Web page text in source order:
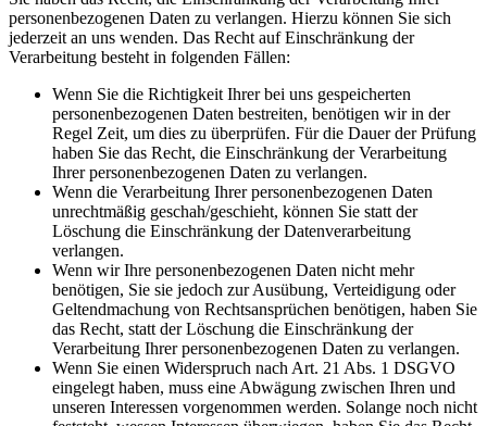
personenbezogenen Daten zu verlangen. Hierzu können Sie sich
jederzeit an uns wenden. Das Recht auf Einschränkung der
Verarbeitung besteht in folgenden Fällen:
Wenn Sie die Richtigkeit Ihrer bei uns gespeicherten
personenbezogenen Daten bestreiten, benötigen wir in der
Regel Zeit, um dies zu überprüfen. Für die Dauer der Prüfung
haben Sie das Recht, die Einschränkung der Verarbeitung
Ihrer personenbezogenen Daten zu verlangen.
Wenn die Verarbeitung Ihrer personenbezogenen Daten
unrechtmäßig geschah/geschieht, können Sie statt der
Löschung die Einschränkung der Datenverarbeitung
verlangen.
Wenn wir Ihre personenbezogenen Daten nicht mehr
benötigen, Sie sie jedoch zur Ausübung, Verteidigung oder
Geltendmachung von Rechtsansprüchen benötigen, haben Sie
das Recht, statt der Löschung die Einschränkung der
Verarbeitung Ihrer personenbezogenen Daten zu verlangen.
Wenn Sie einen Widerspruch nach Art. 21 Abs. 1 DSGVO
eingelegt haben, muss eine Abwägung zwischen Ihren und
unseren Interessen vorgenommen werden. Solange noch nicht